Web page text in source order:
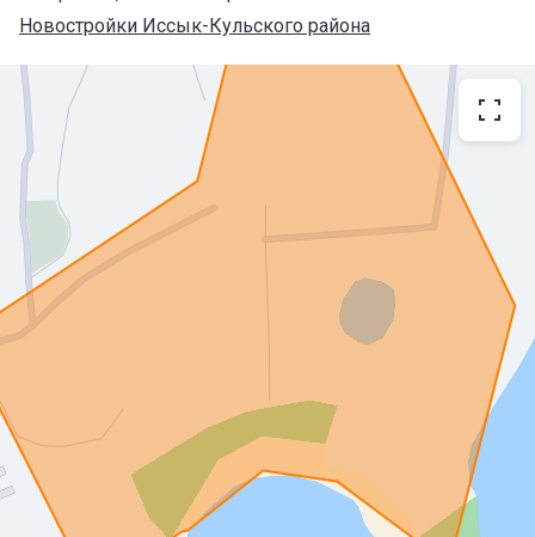
Новостройки Иссык-Кульского района